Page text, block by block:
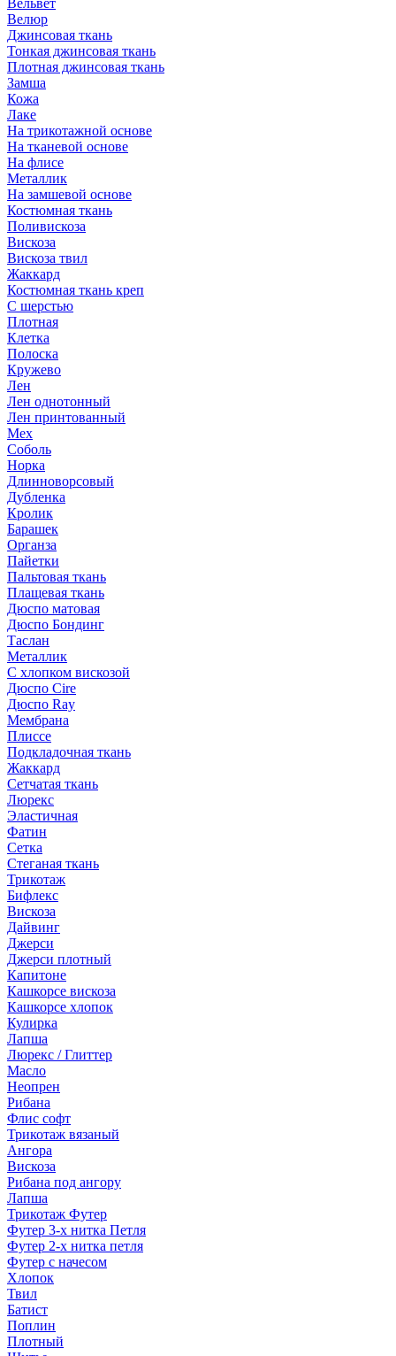
Вельвет
Велюр
Джинсовая ткань
Тонкая джинсовая ткань
Плотная джинсовая ткань
Замша
Кожа
Лаке
На трикотажной основе
На тканевой основе
На флисе
Металлик
На замшевой основе
Костюмная ткань
Поливискоза
Вискоза
Вискоза твил
Жаккард
Костюмная ткань креп
С шерстью
Плотная
Клетка
Полоска
Кружево
Лен
Лен однотонный
Лен принтованный
Мех
Соболь
Норка
Длинноворсовый
Дубленка
Кролик
Барашек
Органза
Пайетки
Пальтовая ткань
Плащевая ткань
Дюспо матовая
Дюспо Бондинг
Таслан
Металлик
С хлопком вискозой
Дюспо Cire
Дюспо Ray
Мембрана
Плиссе
Подкладочная ткань
Жаккард
Сетчатая ткань
Люрекс
Эластичная
Фатин
Сетка
Стеганая ткань
Трикотаж
Бифлекс
Вискоза
Дайвинг
Джерси
Джерси плотный
Капитоне
Кашкорсе вискоза
Кашкорсе хлопок
Кулирка
Лапша
Люрекс / Глиттер
Масло
Неопрен
Рибана
Флис софт
Трикотаж вязаный
Ангора
Вискоза
Рибана под ангору
Лапша
Трикотаж Футер
Футер 3-х нитка Петля
Футер 2-х нитка петля
Футер с начесом
Хлопок
Твил
Батист
Поплин
Плотный